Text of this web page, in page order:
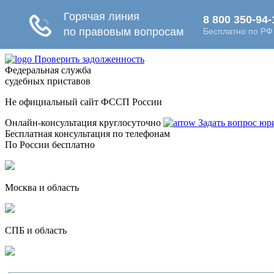
Проверить задолженность
Федеральная служба
судебных приставов
Не официальный сайт ФССП России
Онлайн-консультация круглосуточно
Задать вопрос
Бесплатная консультация по телефонам
По России бесплатно
Москва и область
СПБ и область